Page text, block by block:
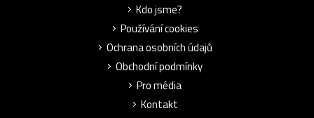
Kdo jsme?
Používání cookies
Ochrana osobních údajů
Obchodní podmínky
Pro média
Kontakt